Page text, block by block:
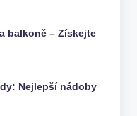
balkoně – Získejte
Nejlepší nádoby